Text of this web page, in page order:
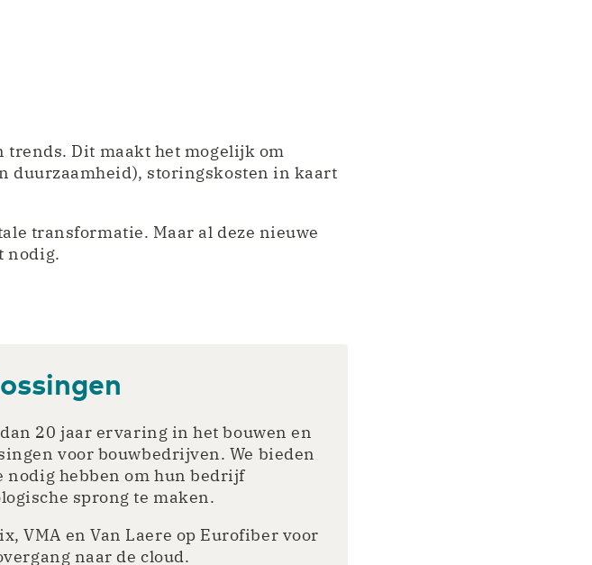
trends. Dit maakt het mogelijk om
duurzaamheid), storingskosten in kaart
transformatie. Maar al deze nieuwe
nodig.
20 jaar ervaring in het bouwen en
voor bouwbedrijven. We bieden
nodig hebben om hun bedrijf
sprong te maken.
VMA en Van Laere op Eurofiber voor
naar de cloud.